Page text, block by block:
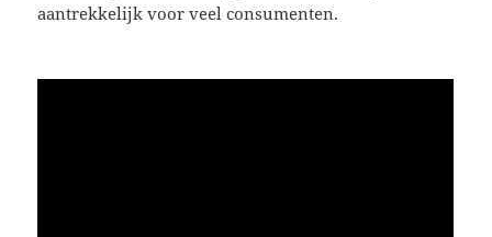
aantrekkelijk voor veel consumenten.